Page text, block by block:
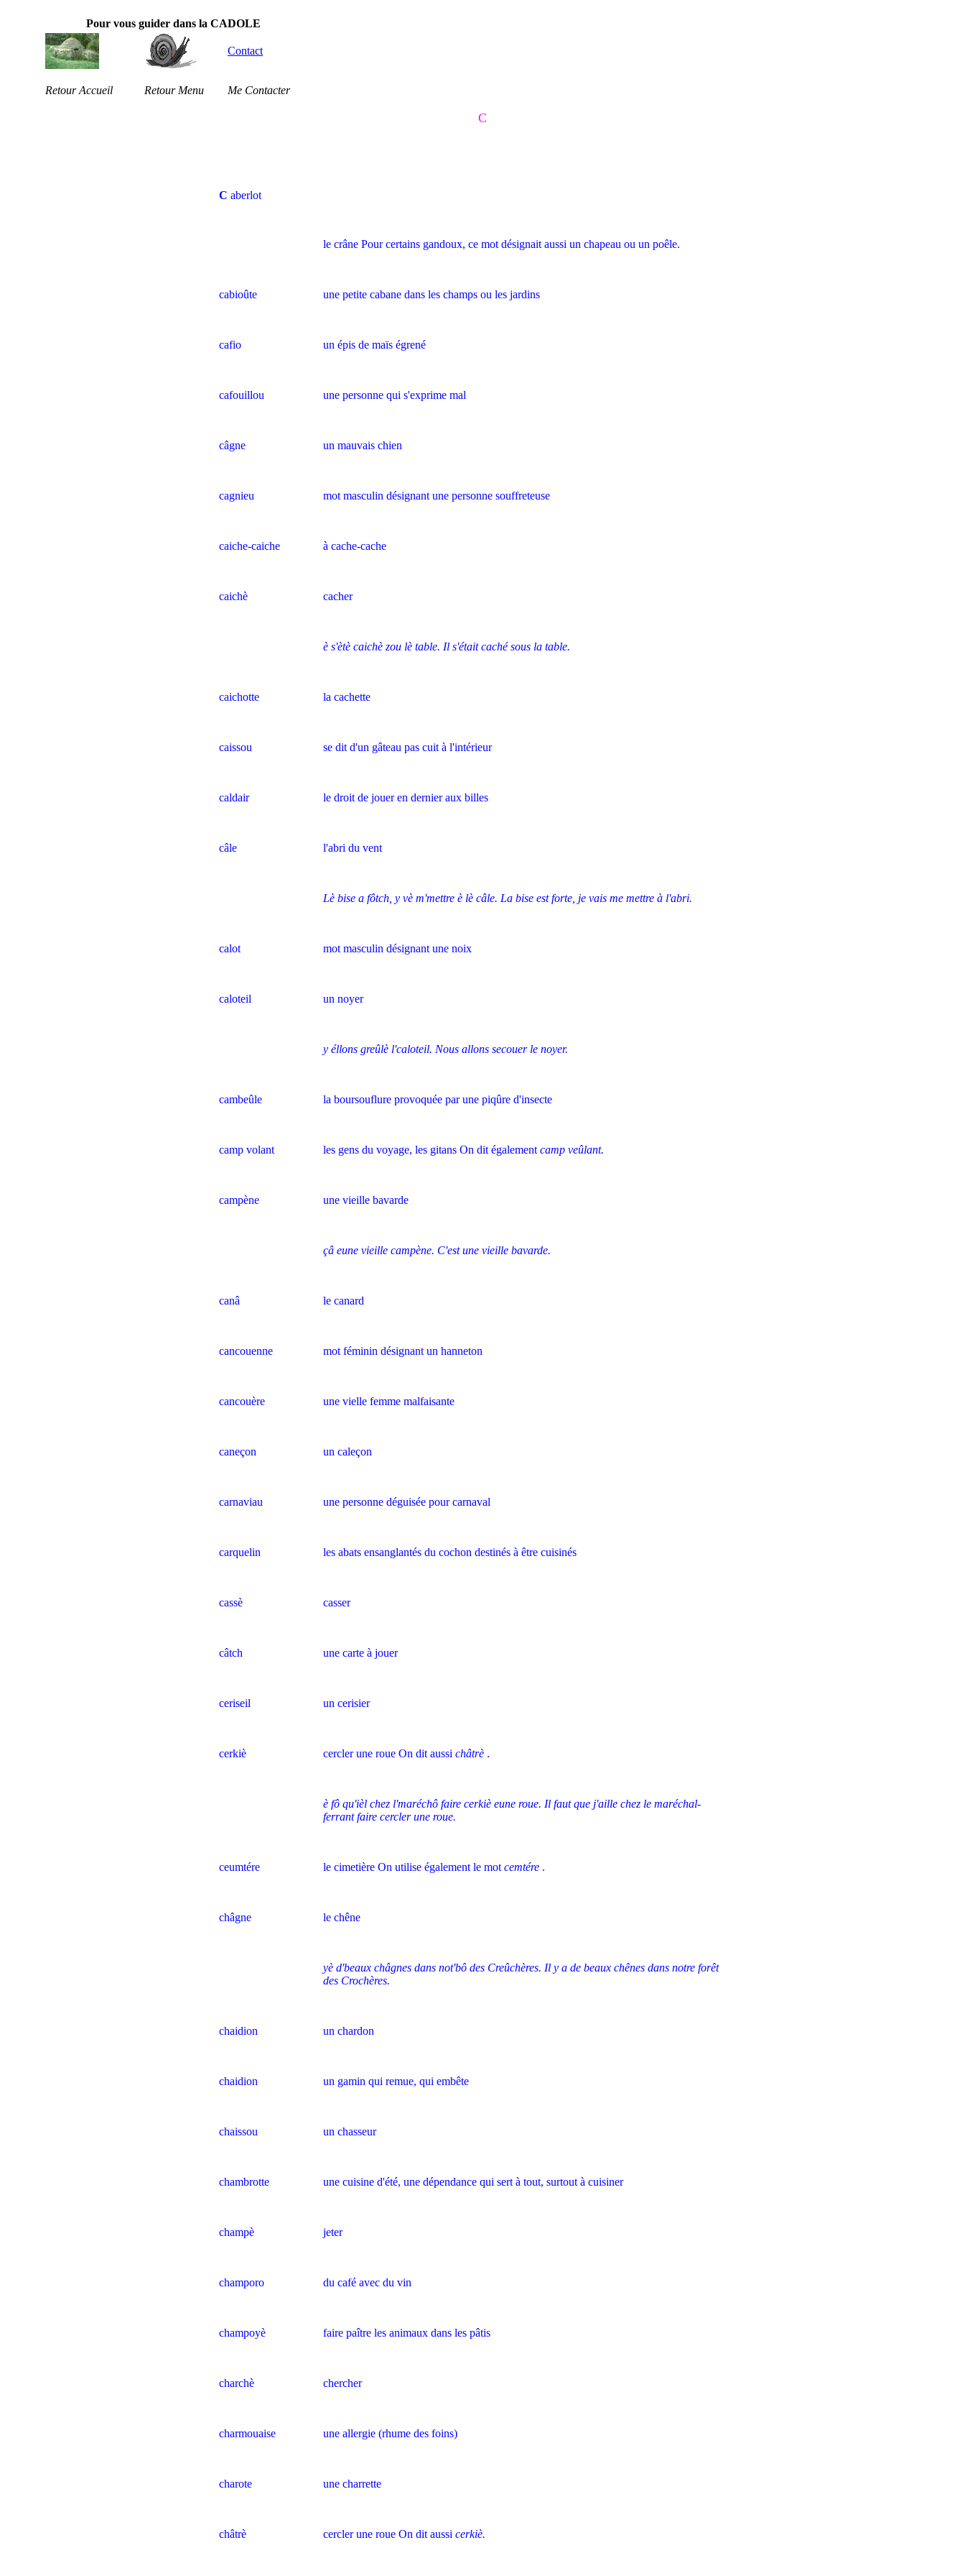
Pour vous guider dans la CADOLE
Contact
Retour Accueil Retour Menu Me Contacter
C
C aberlot
le crâne Pour certains gandoux, ce mot désignait aussi un chapeau ou un poêle.
cabioûte une petite cabane dans les champs ou les jardins
cafio un épis de maïs égrené
cafouillou une personne qui s'exprime mal
câgne un mauvais chien
cagnieu mot masculin désignant une personne souffreteuse
caiche-caiche à cache-cache
caichè cacher
è s'ètè caichè zou lè table. Il s'était caché sous la table.
caichotte la cachette
caissou se dit d'un gâteau pas cuit à l'intérieur
caldair le droit de jouer en dernier aux billes
câle l'abri du vent
Lè bise a fôtch, y vè m'mettre è lè câle. La bise est forte, je vais me mettre à l'abri.
calot mot masculin désignant une noix
caloteil un noyer
y éllons greûlè l'caloteil. Nous allons secouer le noyer.
cambeûle la boursouflure provoquée par une piqûre d'insecte
camp volant les gens du voyage, les gitans On dit également camp veûlant.
campène une vieille bavarde
çâ eune vieille campène. C'est une vieille bavarde.
canâ le canard
cancouenne mot féminin désignant un hanneton
cancouère une vielle femme malfaisante
caneçon un caleçon
carnaviau une personne déguisée pour carnaval
carquelin les abats ensanglantés du cochon destinés à être cuisinés
cassè casser
câtch une carte à jouer
ceriseil un cerisier
cerkiè cercler une roue On dit aussi châtrè .
è fô qu'ièl chez l'maréchô faire cerkiè eune roue. Il faut que j'aille chez le maréchal-
ferrant faire cercler une roue.
ceumtére le cimetière On utilise également le mot cemtére .
châgne le chêne
yè d'beaux châgnes dans not'bô des Creûchères. Il y a de beaux chênes dans notre forêt
des Crochères.
chaidion un chardon
chaidion un gamin qui remue, qui embête
chaissou un chasseur
chambrotte une cuisine d'été, une dépendance qui sert à tout, surtout à cuisiner
champè jeter
champoro du café avec du vin
champoyè faire paître les animaux dans les pâtis
charchè chercher
charmouaise une allergie (rhume des foins)
charote une charrette
châtrè cercler une roue On dit aussi cerkiè.